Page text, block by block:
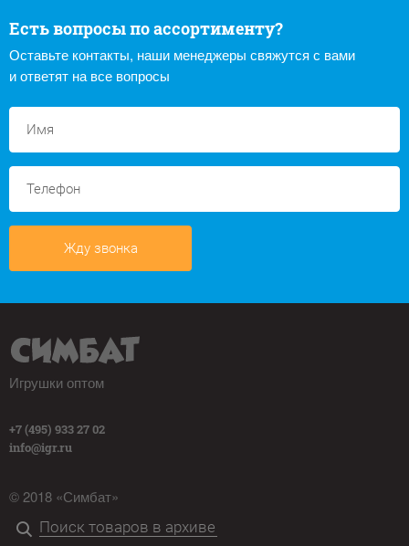
Есть вопросы по ассортименту?
Оставьте контакты, наши менеджеры свяжутся с вами
и ответят на все вопросы
Жду звонка
Игрушки оптом
+7 (495) 933 27 02
info@igr.ru
© 2018 «Симбат»